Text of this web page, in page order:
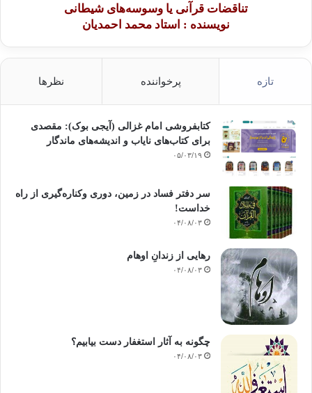
تناقضات قرآنی یا وسوسه‌های شیطانی
نویسنده : استاد محمد احمدیان
تازه پرخواننده نظرها
کتابفروشی امام غزالی (آیجی بوک): مقصدی
برای کتاب‌های نایاب و اندیشه‌های ماندگار
۰۵/۰۳/۱۹
سر دفتر فساد در زمین‌، دوری وکناره‌گیری از راه
خداست‌!
۰۴/۰۸/۰۳
رهایی از زندانِ اوهام
۰۴/۰۸/۰۳
چگونه به آثار استغفار دست بیابیم؟
۰۴/۰۸/۰۳